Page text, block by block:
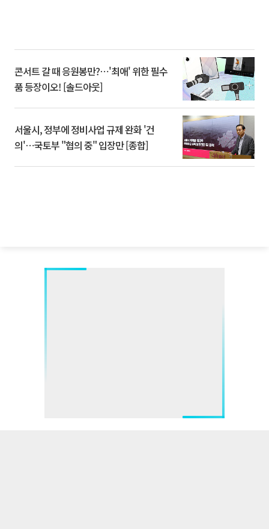
콘서트 갈 때 응원봉만?⋯'최애' 위한 필수
품 등장이오! [솔드아웃]
서울시, 정부에 정비사업 규제 완화 '건
의'⋯국토부 "협의 중" 입장만 [종합]